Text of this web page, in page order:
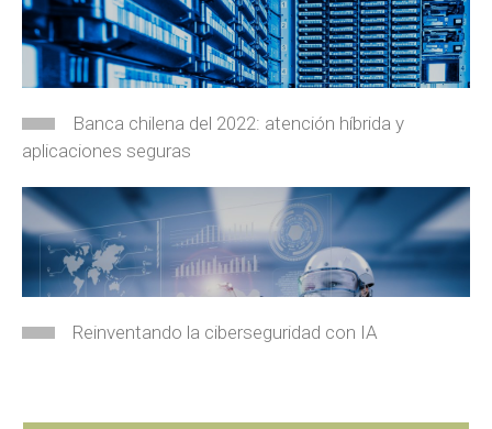
Banca chilena del 2022: atención híbrida y
aplicaciones seguras
Reinventando la ciberseguridad con IA